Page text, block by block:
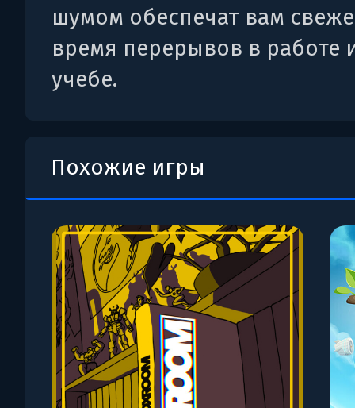
шумом обеспечат вам
время перерывов в работе
учебе.
Похожие игры